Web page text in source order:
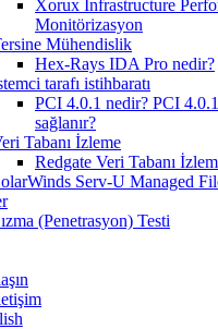
Xorux Infrastructure
Monitörizasyon
Mühendislik
Hex-Rays IDA Pro nedir?
tarafı istihbaratı
PCI 4.0.1 nedir? PCI
sağlanır?
Tabanı İzleme
Redgate Veri Tabanı
Serv-U Managed
(Penetrasyon) Testi